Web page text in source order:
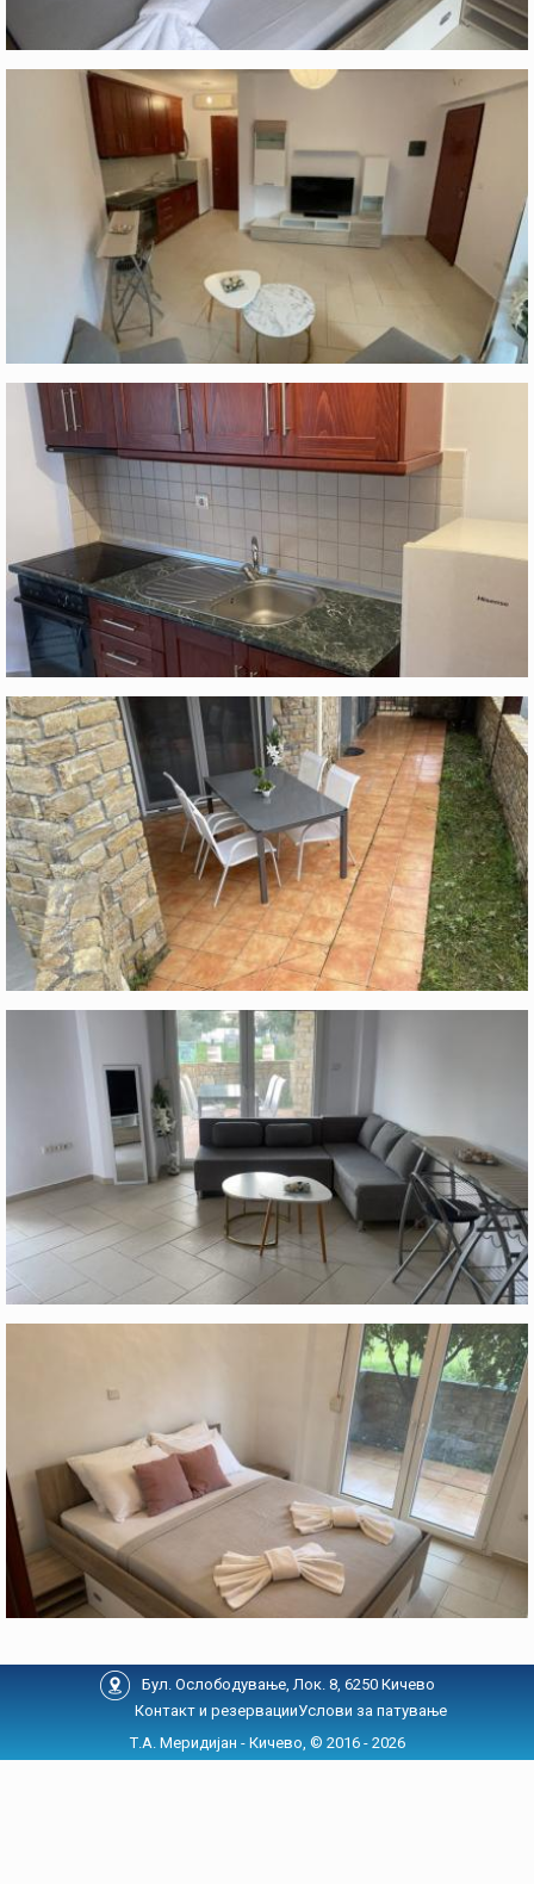
Бул. Ослободување, Лок. 8, 6250 Кичево
Контакт и резервацииУслови за патување
Т.А. Меридијан - Кичево, © 2016 - 2026